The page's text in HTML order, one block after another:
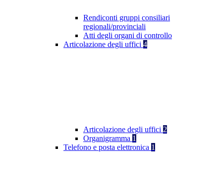
Rendiconti gruppi consiliari
regionali/provinciali
Atti degli organi di controllo
Articolazione degli uffici 4
Articolazione degli uffici 2
Organigramma 1
Telefono e posta elettronica 1